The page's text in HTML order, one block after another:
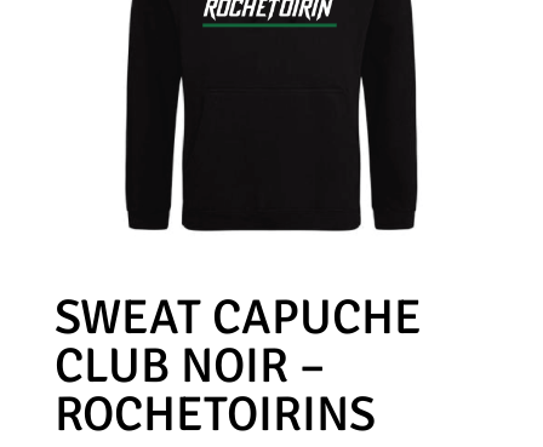
SWEAT CAPUCHE
CLUB NOIR –
ROCHETOIRINS